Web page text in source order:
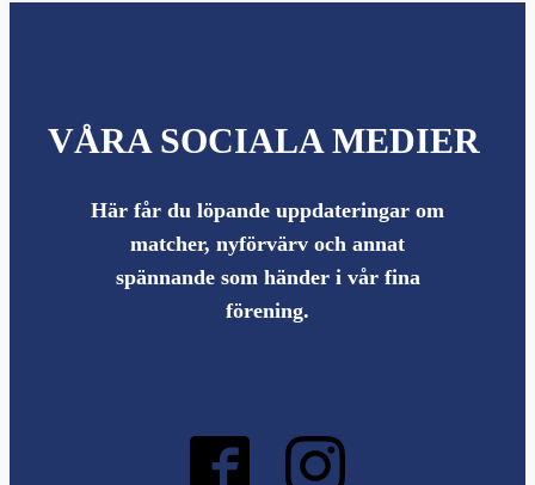
VÅRA SOCIALA MEDIER
Här får du löpande uppdateringar om
matcher, nyförvärv och annat
spännande som händer i vår fina
förening.